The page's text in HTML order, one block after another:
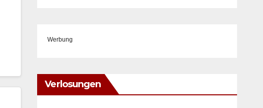
Werbung
Verlosungen